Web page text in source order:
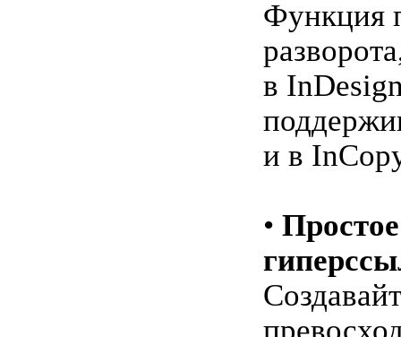
Функция
в
и в
•